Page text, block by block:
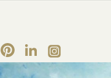
Facebook
Pinterest
LinkedIn